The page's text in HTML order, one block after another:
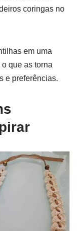
coringas no
em uma
que as torna
e preferências.